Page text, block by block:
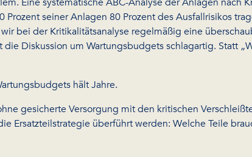
seiner Anlagen 80 Prozent des Ausfallrisikos
bei der Kritikalitätsanalyse regelmäßig eine
Diskussion um Wartungsbudgets schlagartig. Statt
hält Jahre.
gesicherte Versorgung mit den kritischen
Ersatzteilstrategie überführt werden: Welche Teile